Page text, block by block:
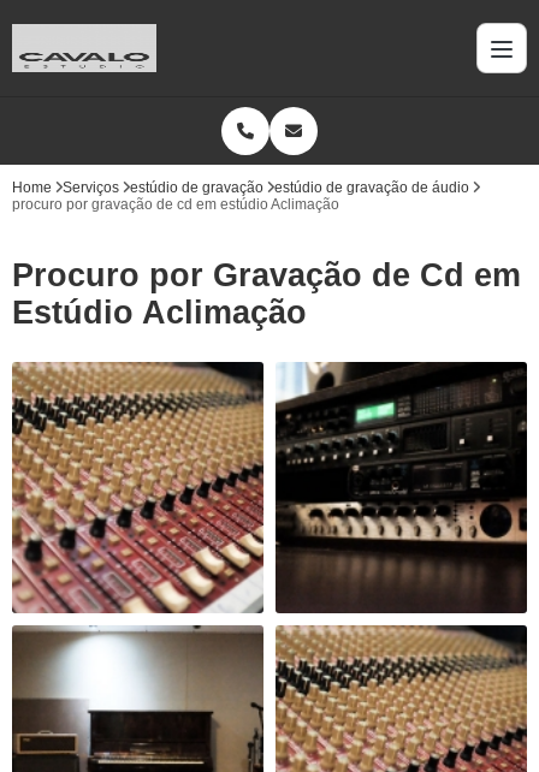
Home Serviços estúdio de gravação
estúdio de gravação de áudio
procuro por gravação de cd em estúdio Aclimação
Procuro por Gravação de Cd em
Estúdio Aclimação